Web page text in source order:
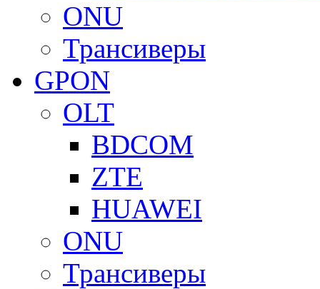
ONU
Трансиверы
GPON
OLT
BDCOM
ZTE
HUAWEI
ONU
Трансиверы